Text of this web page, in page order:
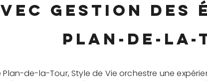
gestion des
Plan-de-la-
Plan-de-la-Tour, Style de Vie orchestre une